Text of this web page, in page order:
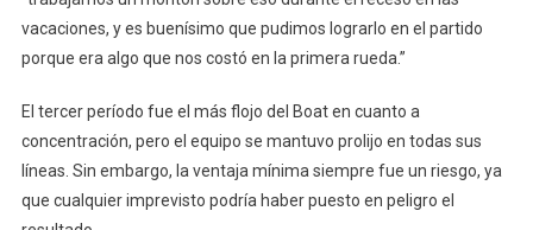
vacaciones, y es buenísimo que pudimos lograrlo en el partido
porque era algo que nos costó en la primera rueda.”
El tercer período fue el más flojo del Boat en cuanto a
concentración, pero el equipo se mantuvo prolijo en todas sus
líneas. Sin embargo, la ventaja mínima siempre fue un riesgo, ya
que cualquier imprevisto podría haber puesto en peligro el